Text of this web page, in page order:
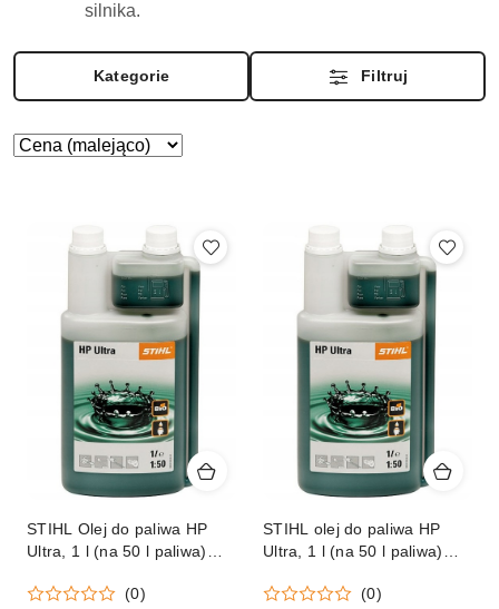
silnika.
Kategorie Filtruj
Zastosowano
Sortuj
STIHL Olej do paliwa HP
Ultra, 1 l (na 50 l paliwa)
(0)
STIHL olej do paliwa HP
Ultra, 1 l (na 50 l paliwa)
(0)